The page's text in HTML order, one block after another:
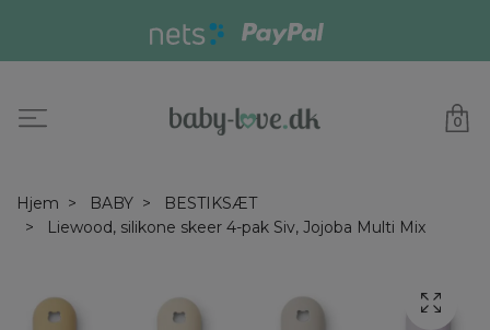
0
Hjem BABY
BESTIKSÆT
Liewood, silikone skeer 4-pak Siv, Jojoba Multi Mix